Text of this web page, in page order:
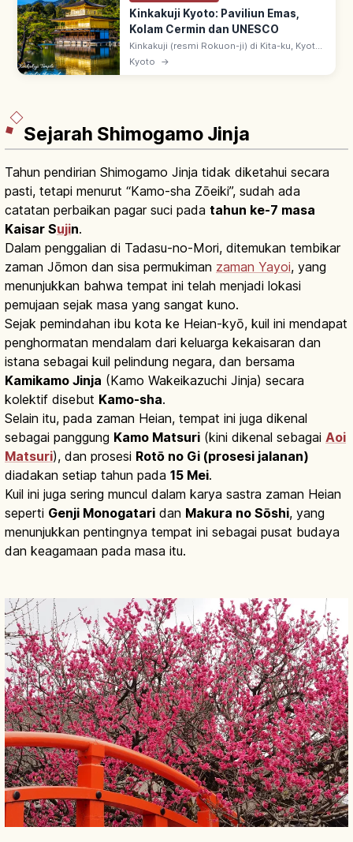
Kinkakuji Kyoto: Paviliun Emas,
Kolam Cermin dan UNESCO
Kinkakuji (resmi Rokuon-ji) di Kita-ku, Kyoto:
paviliun 3 lantai berlapis daun emas
(Shariden), didirikan Ashikaga Yoshimitsu.
Kyoto →
Sejarah Shimogamo Jinja
Tahun pendirian Shimogamo Jinja tidak diketahui secara
pasti, tetapi menurut “Kamo-sha Zōeiki”, sudah ada
catatan perbaikan pagar suci pada tahun ke-7 masa
Kaisar Sujin.
Dalam penggalian di Tadasu-no-Mori, ditemukan tembikar
zaman Jōmon dan sisa permukiman zaman Yayoi, yang
menunjukkan bahwa tempat ini telah menjadi lokasi
pemujaan sejak masa yang sangat kuno.
Sejak pemindahan ibu kota ke Heian-kyō, kuil ini mendapat
penghormatan mendalam dari keluarga kekaisaran dan
istana sebagai kuil pelindung negara, dan bersama
Kamikamo Jinja (Kamo Wakeikazuchi Jinja) secara
kolektif disebut Kamo-sha.
Selain itu, pada zaman Heian, tempat ini juga dikenal
sebagai panggung Kamo Matsuri (kini dikenal sebagai Aoi
Matsuri), dan prosesi Rotō no Gi (prosesi jalanan)
diadakan setiap tahun pada 15 Mei.
Kuil ini juga sering muncul dalam karya sastra zaman Heian
seperti Genji Monogatari dan Makura no Sōshi, yang
menunjukkan pentingnya tempat ini sebagai pusat budaya
dan keagamaan pada masa itu.